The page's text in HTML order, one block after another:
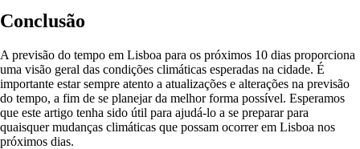
Conclusão
A previsão do tempo em Lisboa para os próximos 10 dias proporciona
uma visão geral das condições climáticas esperadas na cidade. É
importante estar sempre atento a atualizações e alterações na previsão
do tempo, a fim de se planejar da melhor forma possível. Esperamos
que este artigo tenha sido útil para ajudá-lo a se preparar para
quaisquer mudanças climáticas que possam ocorrer em Lisboa nos
próximos dias.